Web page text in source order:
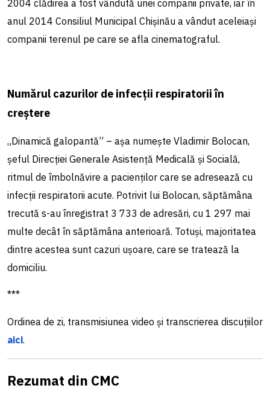
2004 clădirea a fost vândută unei companii private, iar în
anul 2014 Consiliul Municipal Chișinău a vândut aceleiași
companii terenul pe care se afla cinematograful.
Numărul cazurilor de infecții respiratorii în
creștere
„Dinamică galopantă” – așa numește Vladimir Bolocan,
șeful Direcției Generale Asistență Medicală și Socială,
ritmul de îmbolnăvire a pacienților care se adresează cu
infecții respiratorii acute. Potrivit lui Bolocan, săptămâna
trecută s-au înregistrat 3 733 de adresări, cu 1 297 mai
multe decât în săptămâna anterioară. Totuși, majoritatea
dintre acestea sunt cazuri ușoare, care se tratează la
domiciliu.
***
Ordinea de zi, transmisiunea video și transcrierea discuțiilor
aici.
Rezumat din CMC